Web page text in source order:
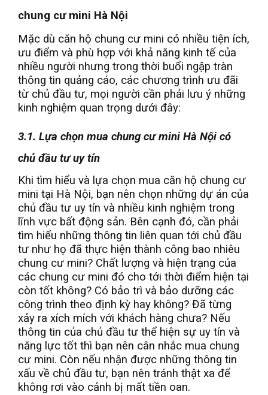
chung cư mini Hà Nội
Mặc dù căn hộ chung cư mini có nhiều tiện ích,
ưu điểm và phù hợp với khả năng kinh tế của
nhiều người nhưng trong thời buổi ngập tràn
thông tin quảng cáo, các chương trình ưu đãi
từ chủ đầu tư, mọi người cần phải lưu ý những
kinh nghiệm quan trọng dưới đây:
3.1. Lựa chọn mua chung cư mini Hà Nội có
chủ đầu tư uy tín
Khi tìm hiểu và lựa chọn mua căn hộ chung cư
mini tại Hà Nội, bạn nên chọn những dự án của
chủ đầu tư uy tín và nhiều kinh nghiệm trong
lĩnh vực bất động sản. Bên cạnh đó, cần phải
tìm hiểu những thông tin liên quan tới chủ đầu
tư như họ đã thực hiện thành công bao nhiêu
chung cư mini? Chất lượng và hiện trạng của
các chung cư mini đó cho tới thời điểm hiện tại
còn tốt không? Có bảo trì và bảo dưỡng các
công trình theo định kỳ hay không? Đã từng
xảy ra xích mích với khách hàng chưa? Nếu
thông tin của chủ đầu tư thể hiện sự uy tín và
năng lực tốt thì bạn nên cân nhắc mua chung
cư mini. Còn nếu nhận được những thông tin
xấu về chủ đầu tư, bạn nên tránh thật xa để
không rơi vào cảnh bị mất tiền oan.